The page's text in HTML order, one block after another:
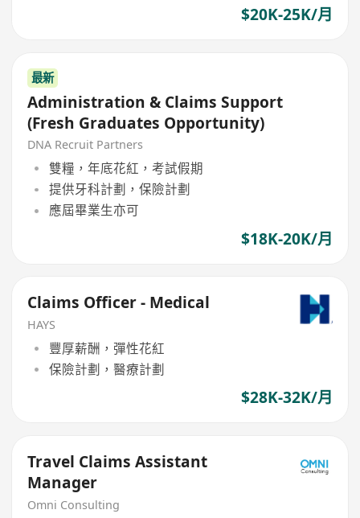
$20K-25K/月
最新
Administration & Claims Support
(Fresh Graduates Opportunity)
DNA Recruit Partners
雙糧，年底花紅，考試假期
提供牙科計劃，保險計劃
應屆畢業生亦可
$18K-20K/月
Claims Officer - Medical
HAYS
豐厚薪酬，彈性花紅
保險計劃，醫療計劃
$28K-32K/月
Travel Claims Assistant
Manager
Omni Consulting